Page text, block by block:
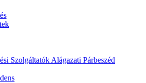
Szolgáltatók Alágazati Párbeszéd